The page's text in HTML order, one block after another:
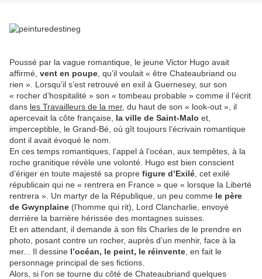
Poussé par la vague romantique, le jeune Victor Hugo avait
affirmé, vent en poupe , qu’il voulait « être Chateaubriand ou
rien ». Lorsqu’il s’est retrouvé en exil à Guernesey, sur son
« rocher d’hospitalité » son « tombeau probable » comme il l’écrit
dans les Travailleurs de la mer, du haut de son « look-out », il
apercevait la côte française, la ville de Saint-Malo et,
imperceptible, le Grand-Bé, où gît toujours l’écrivain romantique
dont il avait évoqué le nom.
En ces temps romantiques, l’appel à l’océan, aux tempêtes, à la
roche granitique révèle une volonté. Hugo est bien conscient
d’ériger en toute majesté sa propre figure d’Exilé , cet exilé
républicain qui ne « rentrera en France » que « lorsque la Liberté
rentrera ». Un martyr de la République, un peu comme le père
de Gwynplaine (l’homme qui rit), Lord Clancharlie, envoyé
derrière la barrière hérissée des montagnes suisses.
Et en attendant, il demande à son fils Charles de le prendre en
photo, posant contre un rocher, auprès d’un menhir, face à la
mer... Il dessine l’océan, le peint, le réinvente , en fait le
personnage principal de ses fictions.
Alors, si l’on se tourne du côté de Chateaubriand quelques